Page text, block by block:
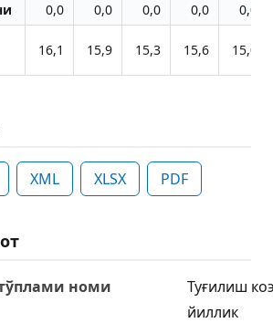
0,0 0,0 0,0 0,0
0,0
16,1 15,9 15,3 15,6 15,0
XML XLSX PDF
номи
Туғилиш
йиллик